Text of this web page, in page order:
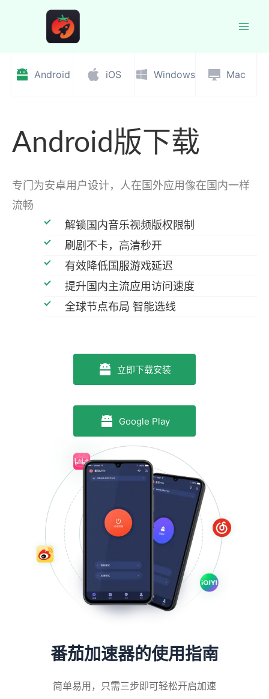
Android iOS Windows Mac
Android版下载
专门为安卓用户设计，人在国外应用像在国内一样
流畅
解锁国内音乐视频版权限制
刷剧不卡，高清秒开
有效降低国服游戏延迟
提升国内主流应用访问速度
全球节点布局 智能选线
立即下载安装
Google Play
番茄加速器的使用指南
简单易用，只需三步即可轻松开启加速